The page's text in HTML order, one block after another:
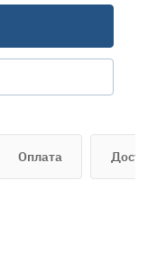
Оплата